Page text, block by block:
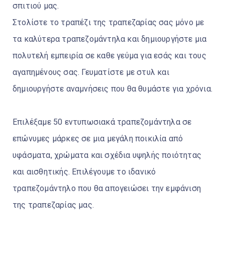
σπιτιού μας.
Στολίστε το τραπέζι της τραπεζαρίας σας μόνο με
τα καλύτερα τραπεζομάντηλα και δημιουργήστε μια
πολυτελή εμπειρία σε καθε γεύμα για εσάς και τους
αγαπημένους σας. Γευματίστε με στυλ και
δημιουργήστε αναμνήσεις που θα θυμάστε για χρόνια.
Επιλέξαμε 50 εντυπωσιακά τραπεζομάντηλα σε
επώνυμες μάρκες σε μια μεγάλη ποικιλία από
υφάσματα, χρώματα και σχέδια υψηλής ποιότητας
και αισθητικής. Επιλέγουμε το ιδανικό
τραπεζομάντηλο που θα απογειώσει την εμφάνιση
της τραπεζαρίας μας.